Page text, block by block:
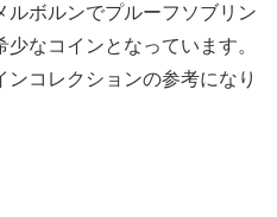
ルボルンでプルーフソブリン
なコインとなっています。
コレクションの参考になり